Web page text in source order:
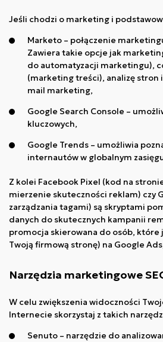
Jeśli chodzi o marketing i
Marketo – połączenie
Zawiera takie opcje jak
do automatyzacji marketingu),
(marketing treści), analizę stron
mail marketing,
Google Search Console –
kluczowych,
Google Trends – umożliwia
internautów w globalnym
Z kolei Facebook Pixel (kod na
mierzenie skuteczności reklam) czy
zarządzania tagami) są skryptami
danych do skutecznych kampanii
promocja skierowana do osób, które
Twoją firmową stronę) na Google
Narzędzia marketingowe
W celu zwiększenia widoczności
Internecie skorzystaj z takich
Senuto – narzędzie do